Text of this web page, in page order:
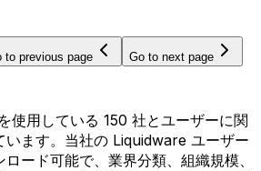
to previous page Go to next page
使用している 150 社とユーザーに関
います。当社の Liquidware ユーザー
ード可能で、業界分類、組織規模、